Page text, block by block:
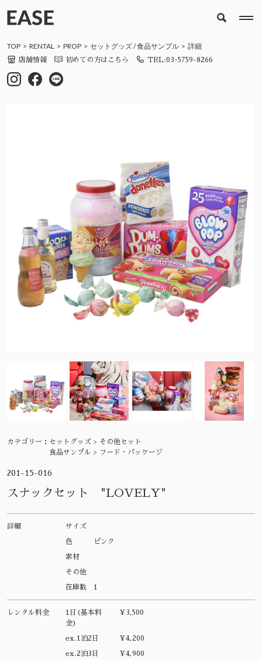
TOP RENTAL PROP セットグッズ/食品サンプル 詳細
店舗情報 初めての方はこちら TEL:03-5759-8266
カテゴリー： セットグッズ > その他セット
食品サンプル > フード・パッケージ
201-15-016
スナックセット "LOVELY"
詳細 サイズ
色 ピンク
素材
その他
在庫数 1
レンタル料金
1日(基本料
金)
¥3,500
ex.1泊2日 ¥4,200
ex.2泊3日 ¥4,900